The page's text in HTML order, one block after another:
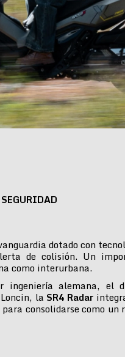
dotado con
de colisión. Un
como interurbana.
alemana, el
la SR4 Radar
consolidarse como un